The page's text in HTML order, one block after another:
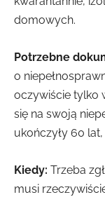
domowych.
Potrzebne
o
oczywiście tylko
się na swoją
ukończyły 60
Kiedy: Trzeba
musi